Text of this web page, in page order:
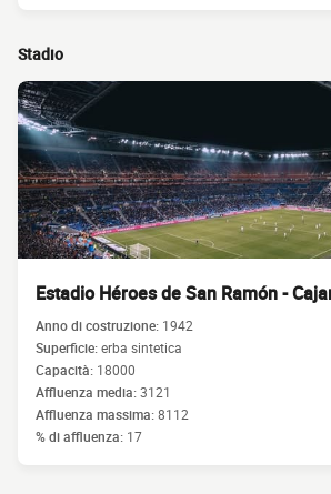
Stadio
Estadio Héroes de San Ramón -
Anno di costruzione: 1942
Superficie:erba sintetica
Capacità: 18000
Affluenza media:3121
Affluenza massima:8112
% di affluenza: 17